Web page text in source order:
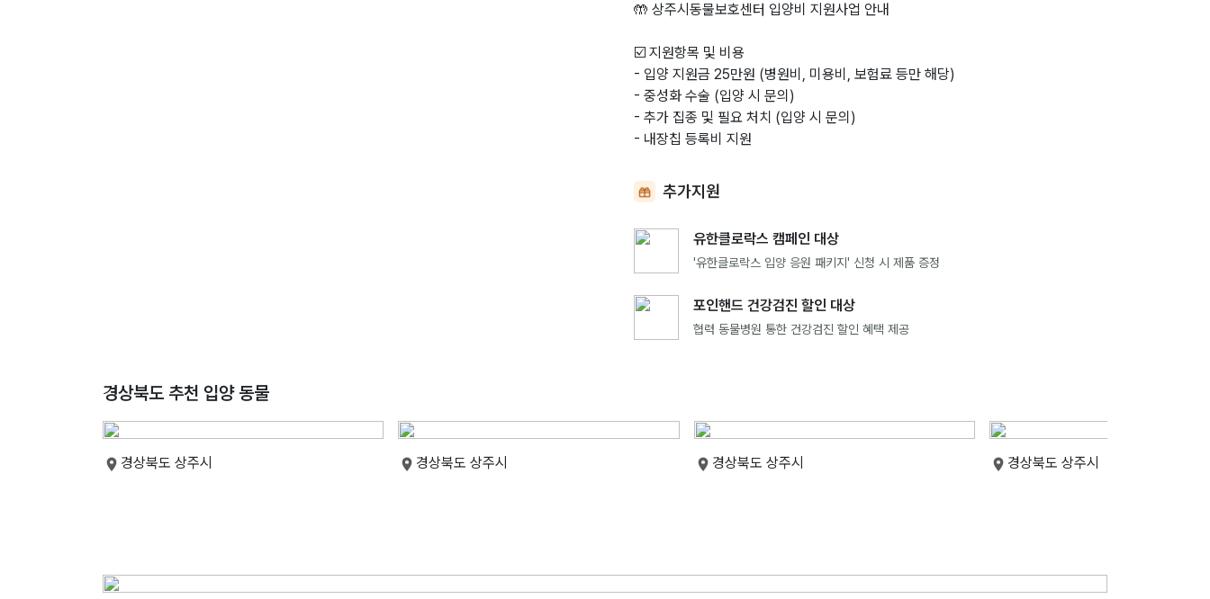
🤲 상주시동물보호센터 입양비 지원사업 안내
☑️ 지원항목 및 비용
- 입양 지원금 25만원 (병원비, 미용비, 보험료 등만 해당)
- 중성화 수술 (입양 시 문의)
- 추가 집종 및 필요 처치 (입양 시 문의)
- 내장칩 등록비 지원
추가지원
유한클로락스 캠페인 대상
'유한클로락스 입양 응원 패키지' 신청 시 제품 증정
포인핸드 건강검진 할인 대상
협력 동물병원 통한 건강검진 할인 혜택 제공
경상북도 추천 입양 동물
경상북도 상주시 경상북도 상주시 경상북도 상주시 경상북도 상주시